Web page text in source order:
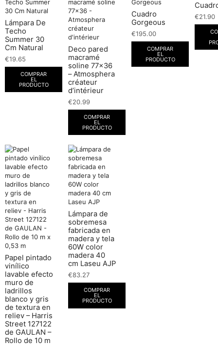
Lámpara De
Techo
Summer 30
Cm Natural
€19.65
COMPRAR
EL
PRODUCTO
Deco pared
macramé
soline 77×36
– Atmosphera
créateur
d’intérieur
€20.99
COMPRAR
EL
PRODUCTO
Cuadro
Gorgeous
€195.00
COMPRAR
EL
PRODUCTO
€21.90
Papel pintado
vinílico
lavable efecto
muro de
ladrillos
blanco y gris
de textura en
reliev – Harris
Street 127122
de GAULAN –
Rollo de 10 m
Lámpara de
sobremesa
fabricada en
madera y tela
60W color
madera 40
cm Laseu AJP
€83.27
COMPRAR
EL
PRODUCTO